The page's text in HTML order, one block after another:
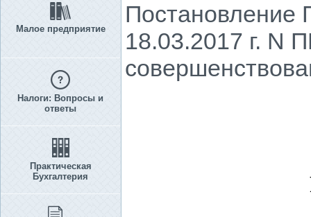
Малое предприятие
Налоги: Вопросы и
ответы
Практическая
Бухгалтерия
Постановление
18.03.2017 г. N